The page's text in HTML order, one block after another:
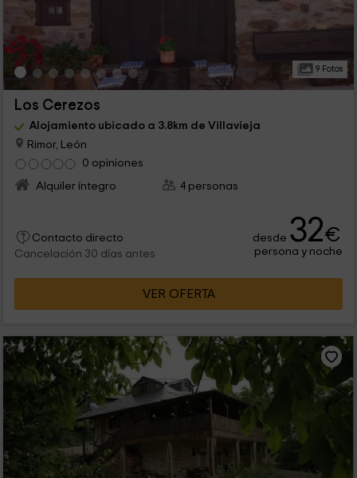
9 Fotos
Los Cerezos
Alojamiento ubicado a 3.8km de Villavieja
Rimor, León
0 opiniones
Alquiler íntegro
4 personas
Contacto directo
Cancelación 30 días antes
desde 32€
persona y noche
VER OFERTA